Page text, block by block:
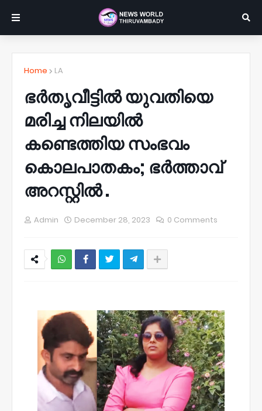
Home LA
ഭർതൃവീട്ടിൽ യുവതിയെ
മരിച്ച നിലയിൽ
കണ്ടെത്തിയ സംഭവം
കൊലപാതകം; ഭർത്താവ്
അറസ്റ്റിൽ .
Admin December 28, 2023 0 Comments